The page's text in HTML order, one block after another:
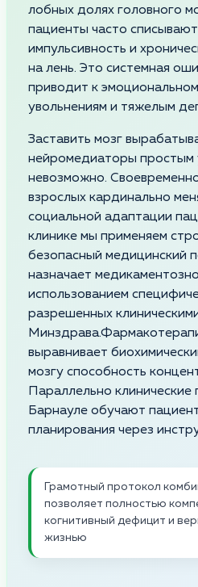
лобных долях головного
пациенты часто
импульсивность и
на лень. Это системная
приводит к
увольнениям и тяжелым
Заставить мозг
нейромедиаторы простым
невозможно.
взрослых кардинально
социальной адаптации
клинике мы применяем
безопасный медицинский
назначает
использованием
разрешенных
выравнивает
мозгу способность
Параллельно клинические
Барнауле обучают
планирования через
Грамотный протокол
позволяет полностью
когнитивный дефицит и
жизнью